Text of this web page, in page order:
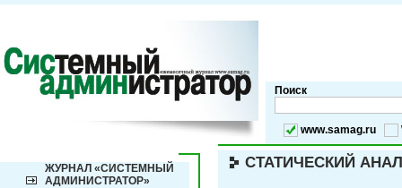
Поиск
www.samag.ru
ЖУРНАЛ «СИСТЕМНЫЙ
АДМИНИСТРАТОР»
СТАТИЧЕСКИЙ